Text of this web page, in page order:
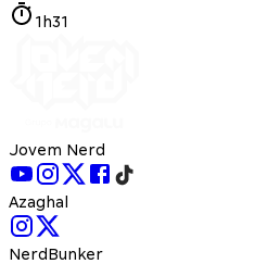
1h31
Jovem Nerd
Azaghal
NerdBunker